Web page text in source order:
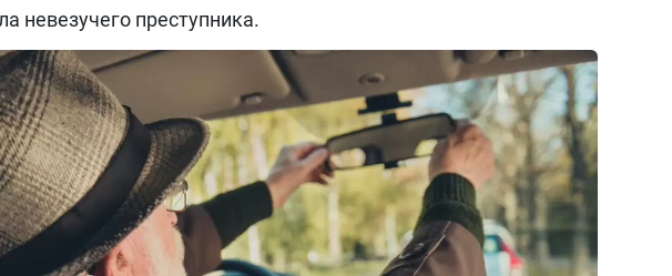
невезучего преступника.